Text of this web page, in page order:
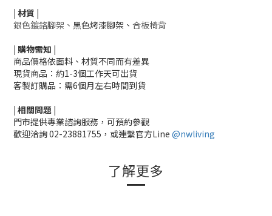
| 材質 |
銀色鍍鉻腳架、 黑色烤漆腳架、 合板椅背
| 購物需知 |
商品價格依面料、材質不同而有差異
現貨商品：約1-3個工作天可出貨
客製訂購品：需6個月左右時間到貨
| 相關問題 |
門市提供專業諮詢服務，可預約參觀
歡迎洽詢02-23881755， 或連繫官方Line @nwliving
了解更多